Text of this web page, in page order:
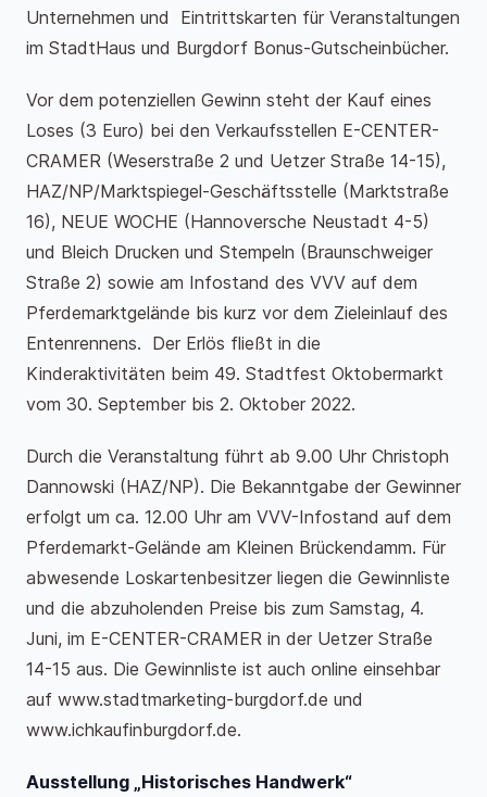
Unternehmen und Eintrittskarten für Veranstaltungen
im StadtHaus und Burgdorf Bonus-Gutscheinbücher.
Vor dem potenziellen Gewinn steht der Kauf eines
Loses (3 Euro) bei den Verkaufsstellen E-CENTER-
CRAMER (Weserstraße 2 und Uetzer Straße 14-15),
HAZ/NP/Marktspiegel-Geschäftsstelle (Marktstraße
16), NEUE WOCHE (Hannoversche Neustadt 4-5)
und Bleich Drucken und Stempeln (Braunschweiger
Straße 2) sowie am Infostand des VVV auf dem
Pferdemarktgelände bis kurz vor dem Zieleinlauf des
Entenrennens. Der Erlös fließt in die
Kinderaktivitäten beim 49. Stadtfest Oktobermarkt
vom 30. September bis 2. Oktober 2022.
Durch die Veranstaltung führt ab 9.00 Uhr Christoph
Dannowski (HAZ/NP). Die Bekanntgabe der Gewinner
erfolgt um ca. 12.00 Uhr am VVV-Infostand auf dem
Pferdemarkt-Gelände am Kleinen Brückendamm. Für
abwesende Loskartenbesitzer liegen die Gewinnliste
und die abzuholenden Preise bis zum Samstag, 4.
Juni, im E-CENTER-CRAMER in der Uetzer Straße
14-15 aus. Die Gewinnliste ist auch online einsehbar
auf www.stadtmarketing-burgdorf.de und
www.ichkaufinburgdorf.de.
Ausstellung „Historisches Handwerk“